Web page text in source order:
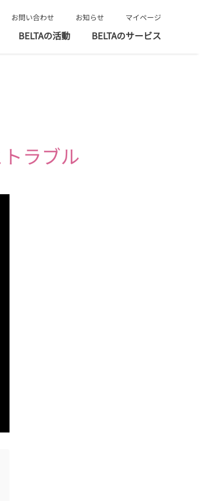
マイページ
お知らせ
お問い合わせ
BELTAの活動 BELTAのサービス
ラブル